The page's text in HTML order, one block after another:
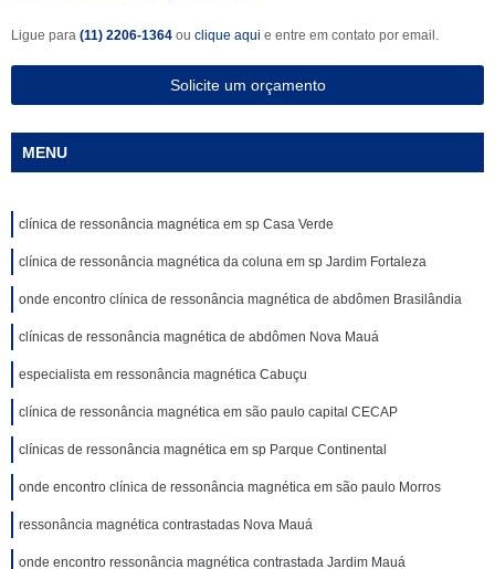
Ligue para (11) 2206-1364 ou clique aqui e entre em contato por email.
Solicite um orçamento
MENU
clínica de ressonância magnética em sp Casa Verde
clínica de ressonância magnética da coluna em sp Jardim Fortaleza
onde encontro clínica de ressonância magnética de abdômen Brasilândia
clínicas de ressonância magnética de abdômen Nova Mauá
especialista em ressonância magnética Cabuçu
clínica de ressonância magnética em são paulo capital CECAP
clínicas de ressonância magnética em sp Parque Continental
onde encontro clínica de ressonância magnética em são paulo Morros
ressonância magnética contrastadas Nova Mauá
onde encontro ressonância magnética contrastada Jardim Mauá